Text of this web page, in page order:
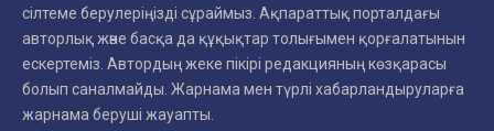
сілтеме берулеріңізді сұраймыз. Ақпараттық порталдағы
авторлық және басқа да құқықтар толығымен қорғалатынын
ескертеміз. Автордың жеке пікірі редакцияның көзқарасы
болып саналмайды. Жарнама мен түрлі хабарландыруларға
жарнама беруші жауапты.